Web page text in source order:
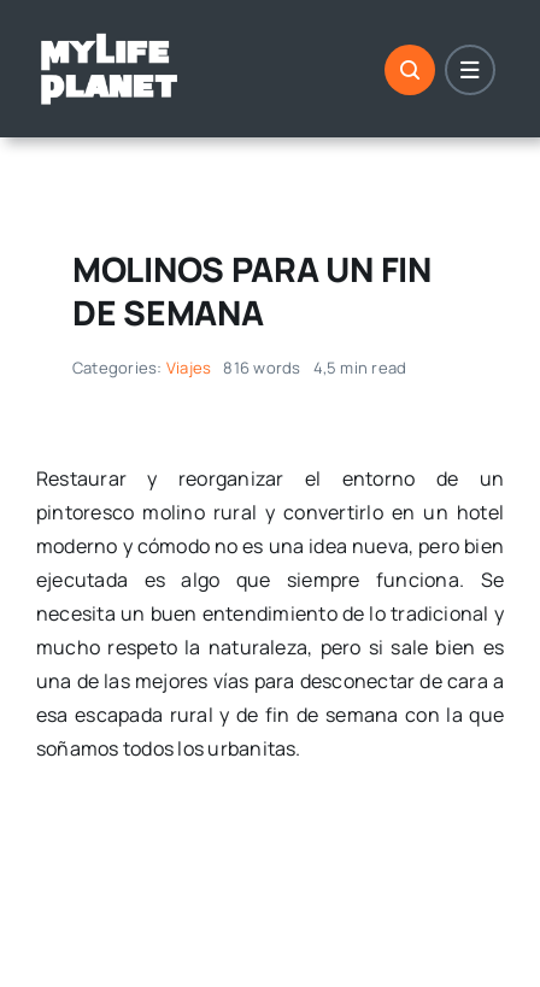
contenido
MOLINOS PARA UN FIN
DE SEMANA
Categories: Viajes 816 words 4,5 min read
Restaurar y reorganizar el entorno de un
pintoresco molino rural y convertirlo en un hotel
moderno y cómodo no es una idea nueva, pero bien
ejecutada es algo que siempre funciona. Se
necesita un buen entendimiento de lo tradicional y
mucho respeto la naturaleza, pero si sale bien es
una de las mejores vías para desconectar de cara a
esa escapada rural y de fin de semana con la que
soñamos todos los urbanitas.